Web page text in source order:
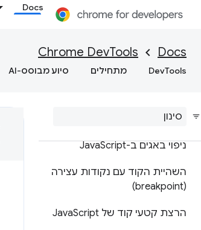
Docs
Docs
Chrome DevTools
DevTools מתחילים סיוע מבוסס-AI
הפניית API של Utilities
סקירה כללית
ניפוי באגים ב-JavaScript
השהיית הקוד עם נקודות עצירה
(breakpoint)
הרצת קטעי קוד של Java Script